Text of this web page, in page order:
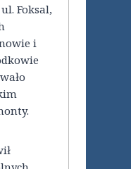
Foksal,
i